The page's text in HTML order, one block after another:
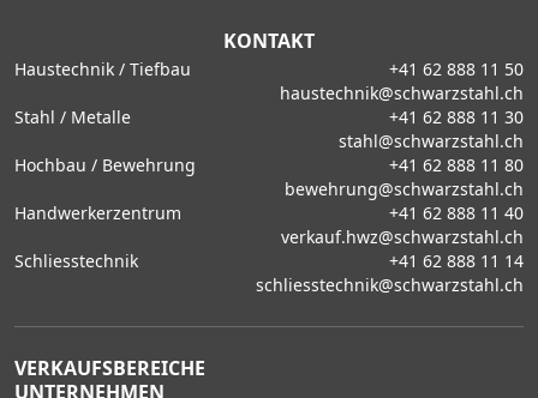
KONTAKT
Haustechnik / Tiefbau
+41 62 888 11 50
haustechnik@schwarzstahl.ch
Stahl / Metalle
+41 62 888 11 30
stahl@schwarzstahl.ch
Hochbau / Bewehrung
+41 62 888 11 80
bewehrung@schwarzstahl.ch
Handwerkerzentrum
+41 62 888 11 40
verkauf.hwz@schwarzstahl.ch
Schliesstechnik
+41 62 888 11 14
schliesstechnik@schwarzstahl.ch
VERKAUFSBEREICHE
UNTERNEHMEN